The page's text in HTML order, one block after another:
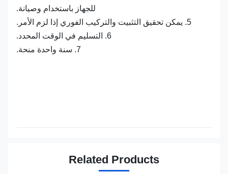
للجهاز باستخدام وصيانة.
Related Products